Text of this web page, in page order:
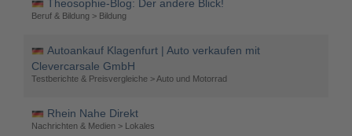
Theosophie-Blog: Der andere Blick!
Beruf & Bildung > Bildung
Autoankauf Klagenfurt | Auto verkaufen mit
Clevercarsale GmbH
Testberichte & Preisvergleiche > Auto und Motorrad
Rhein Nahe Direkt
Nachrichten & Medien > Lokales